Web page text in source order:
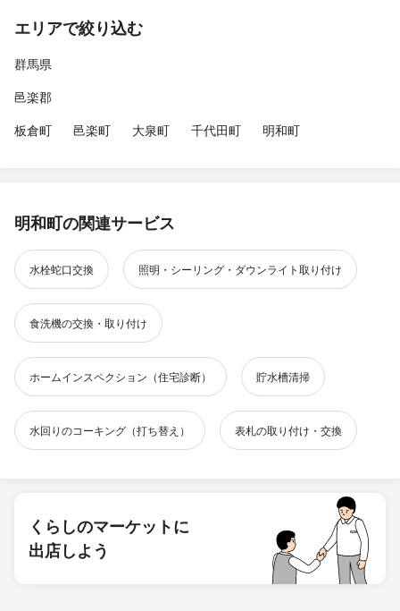
エリアで絞り込む
群馬県
邑楽郡
板倉町
邑楽町 大泉町 千代田町 明和町
明和町の関連サービス
水栓蛇口交換 照明・シーリング・ダウンライト取り付け
食洗機の交換・取り付け
ホームインスペクション（住宅診断） 貯水槽清掃
水回りのコーキング（打ち替え） 表札の取り付け・交換
くらしのマーケットに
出店しよう